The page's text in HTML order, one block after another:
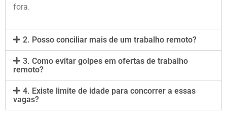
fora.
2. Posso conciliar mais de um trabalho remoto?
3. Como evitar golpes em ofertas de trabalho
remoto?
4. Existe limite de idade para concorrer a essas
vagas?